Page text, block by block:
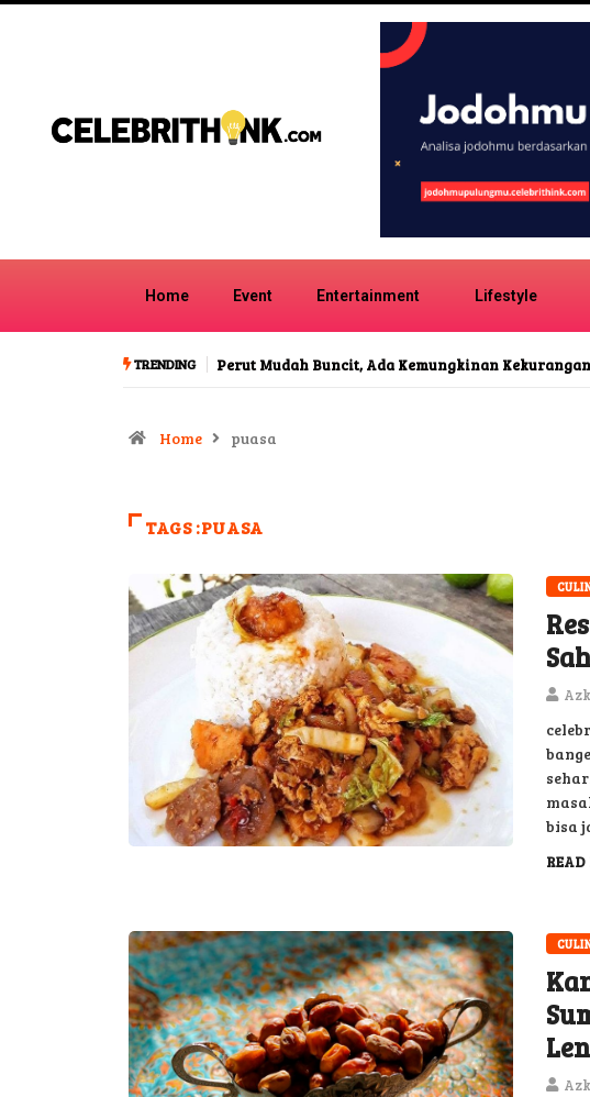
Home Event Entertainment Lifestyle
TRENDING Jin Ting Wan Raih MICHELIN Guide Singapore
Home puasa
TAGS :PUASA
bisa
READ